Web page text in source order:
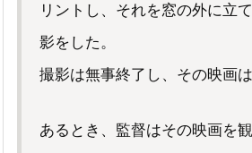
リントし、それを窓の外に立
影をした。
撮影は無事終了し、その映画は
あるとき、監督はその映画を